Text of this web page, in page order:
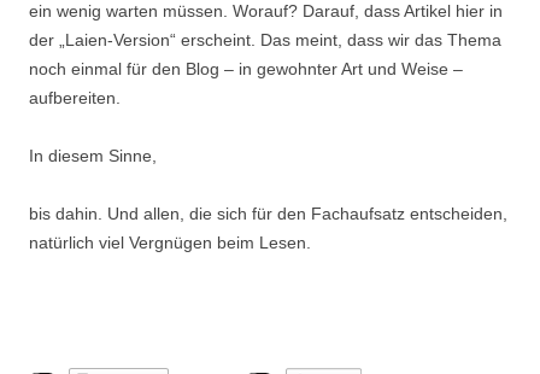
ein wenig warten müssen. Worauf? Darauf, dass Artikel hier in
der „Laien-Version“ erscheint. Das meint, dass wir das Thema
noch einmal für den Blog – in gewohnter Art und Weise –
aufbereiten.
In diesem Sinne,
bis dahin. Und allen, die sich für den Fachaufsatz entscheiden,
natürlich viel Vergnügen beim Lesen.